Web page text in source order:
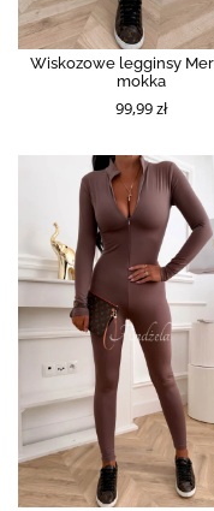
Wiskozowe legginsy
mokka
99,99 zł